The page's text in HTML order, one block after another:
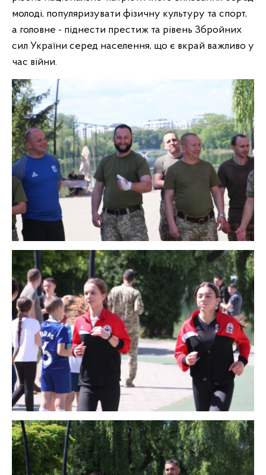
молоді, популяризувати фізичну культуру та спорт,
а головне - піднести престиж та рівень Збройних
сил України серед населення, що є вкрай важливо у
час війни.